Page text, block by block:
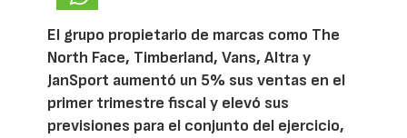
El grupo propietario de marcas como The
North Face, Timberland, Vans, Altra y
JanSport aumentó un 5% sus ventas en el
primer trimestre fiscal y elevó sus
previsiones para el conjunto del ejercicio,